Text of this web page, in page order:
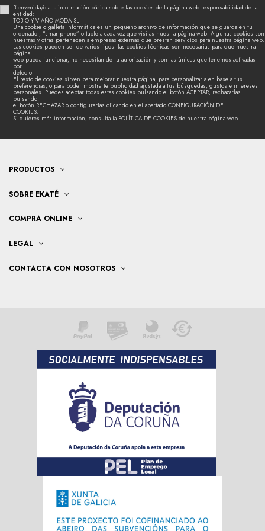
Bienvenida/o a la información básica sobre las cookies de la página web responsabilidad de la
entidad:
TOBIO Y VIAÑO MODA SL
Una cookie o galleta informática es un pequeño archivo de información que se guarda en tu
ordenador, “smartphone” o tableta cada vez que visitas nuestra página web. Algunas cookies son
nuestras y otras pertenecen a empresas externas que prestan servicios para nuestra página web.
Las cookies pueden ser de varios tipos: las cookies técnicas son necesarias para que nuestra
página
web pueda funcionar, no necesitan de tu autorización y son las únicas que tenemos activadas
por
defecto.
El resto de cookies sirven para mejorar nuestra página, para personalizarla en base a tus
preferencias, o para poder mostrarte publicidad ajustada a tus búsquedas, gustos e intereses
personales. Puedes aceptar todas estas cookies pulsando el botón ACEPTAR, rechazarlas
pulsando
el botón RECHAZAR o configurarlas clicando en el apartado CONFIGURACIÓN DE
COOKIES.
Si quieres más información, consulta la POLÍTICA DE COOKIES de nuestra página web.
PRODUCTOS
SOBRE EKATÉ
COMPRA ONLINE
LEGAL
CONTACTA CON NOSOTROS